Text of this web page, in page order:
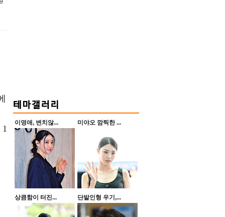
이영애, 변치않... 미야오 깜찍한 ...
상큼함이 터진... 단발인형 우기,...